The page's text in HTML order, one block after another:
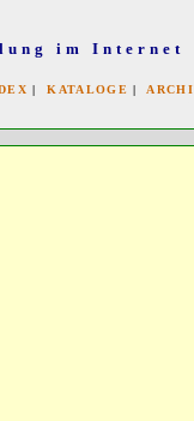
im Internet
|KATALOGE |